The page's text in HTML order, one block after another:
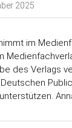
2025
im
des Verlags